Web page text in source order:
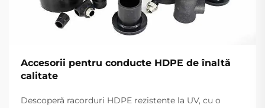
Accesorii pentru conducte HDPE de înaltă
calitate
Descoperă racorduri HDPE rezistente la UV, cu o